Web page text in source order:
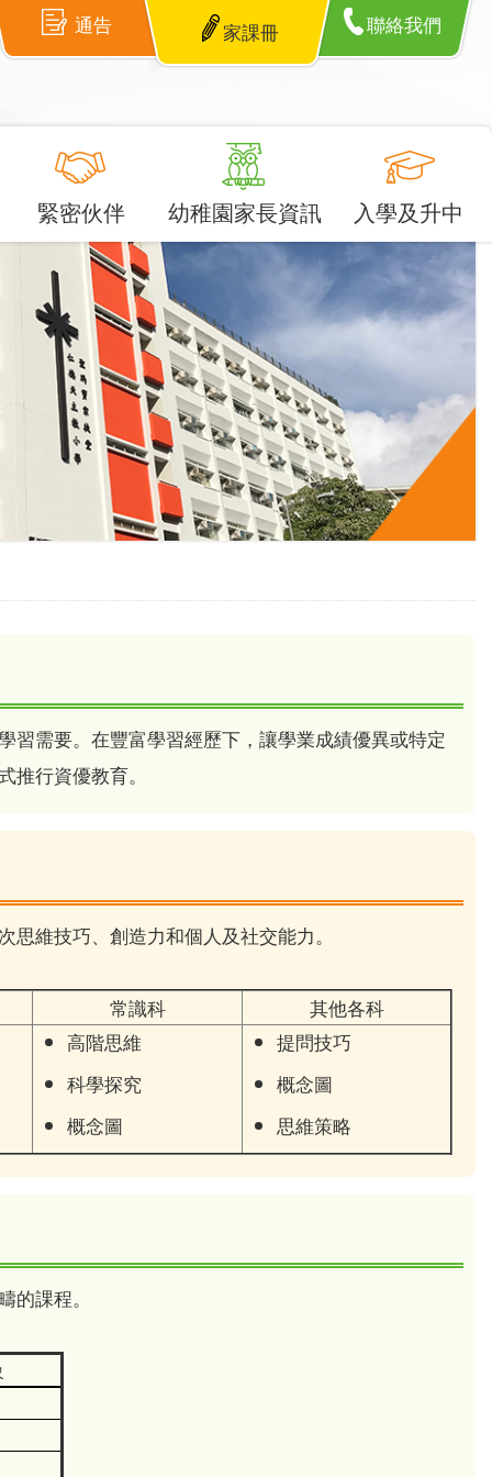
通告 家課冊 聯絡我們
緊密伙伴 幼稚園家長資訊 入學及升中
習需要。在豐富學習經歷下，讓學業成績優異或特定
行資優教育。
維技巧、創造力和個人及社交能力。
常識科
其他各科
高階思維
科學探究
概念圖
提問技巧
概念圖
思維策略
課程。